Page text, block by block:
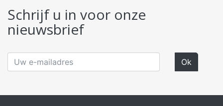
Schrijf u in voor onze
nieuwsbrief